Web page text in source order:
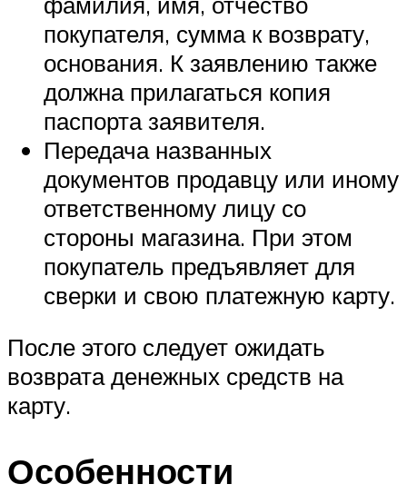
покупателя, сумма к возврату,
основания. К заявлению также
должна прилагаться копия
паспорта заявителя.
Передача названных
документов продавцу или иному
ответственному лицу со
стороны магазина. При этом
покупатель предъявляет для
сверки и свою платежную карту.
После этого следует ожидать
возврата денежных средств на
карту.
Особенности